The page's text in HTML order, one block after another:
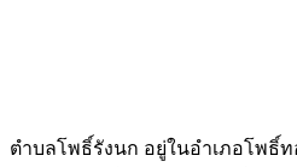
ตำบลโพธิ์รังนก อยู่ในอำเภอโพธิ์ท